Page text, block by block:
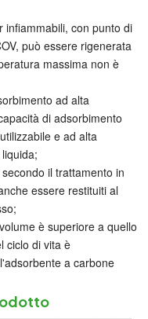
infiammabili, con punto di
può essere rigenerata
massima non è
ad alta
di adsorbimento
e ad alta
il trattamento in
essere restituiti al
è superiore a quello
ciclo di vita è
a carbone